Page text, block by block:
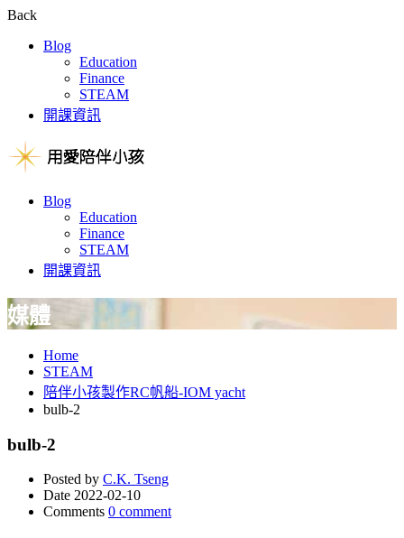
Back
Blog
Education
Finance
STEAM
開課資訊
Blog
Education
Finance
STEAM
開課資訊
媒體
Home
STEAM
陪伴小孩製作RC帆船-IOM yacht
bulb-2
bulb-2
Posted by C.K. Tseng
Date 2022-02-10
Comments 0 comment